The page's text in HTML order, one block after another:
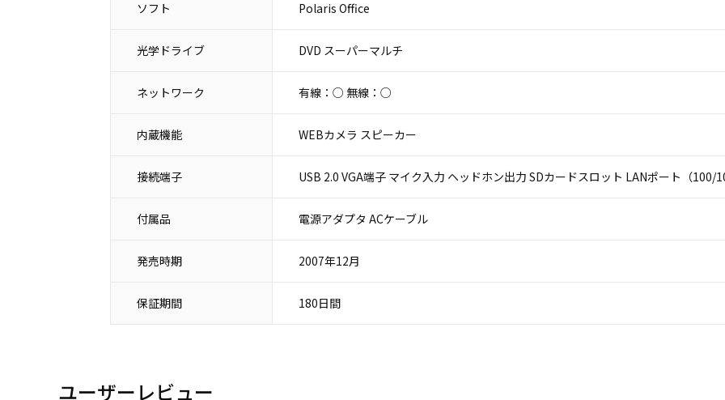
ソフト Polaris Office
光学ドライブ DVD スーパーマルチ
ネットワーク 有線：○ 無線：○
内蔵機能 WEBカメラ スピーカー
接続端子 USB 2.0 VGA端子 マイク入力 ヘッドホン出力 SDカードスロット LANポート（100/
付属品 電源アダプタ ACケーブル
発売時期 2007年12月
保証期間 180日間
ユーザーレビュー